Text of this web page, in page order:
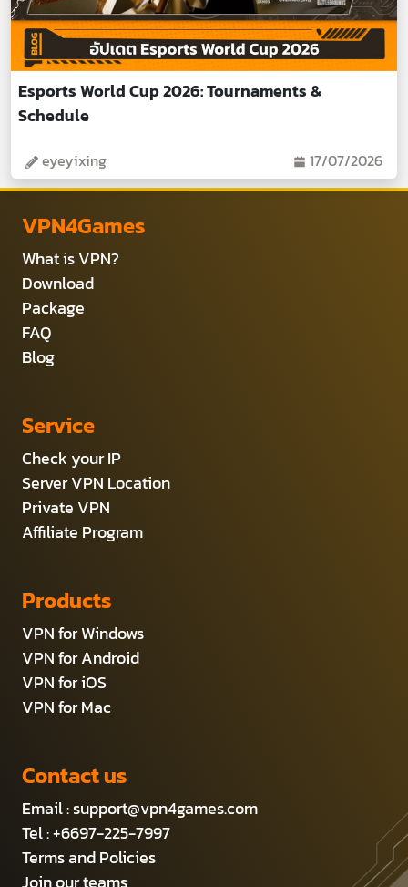
Esports World Cup 2026: Tournaments &
Schedule
eyeyixing 17/07/2026
VPN4Games
What is VPN?
Download
Package
FAQ
Blog
Service
Check your IP
Server VPN Location
Private VPN
Affiliate Program
Products
VPN for Windows
VPN for Android
VPN for iOS
VPN for Mac
Contact us
Email :support@vpn4games.com
Tel : +6697-225-7997
Terms and Policies
Join our teams